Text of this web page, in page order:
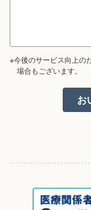
※今後のサービス向上の
場合もございます。